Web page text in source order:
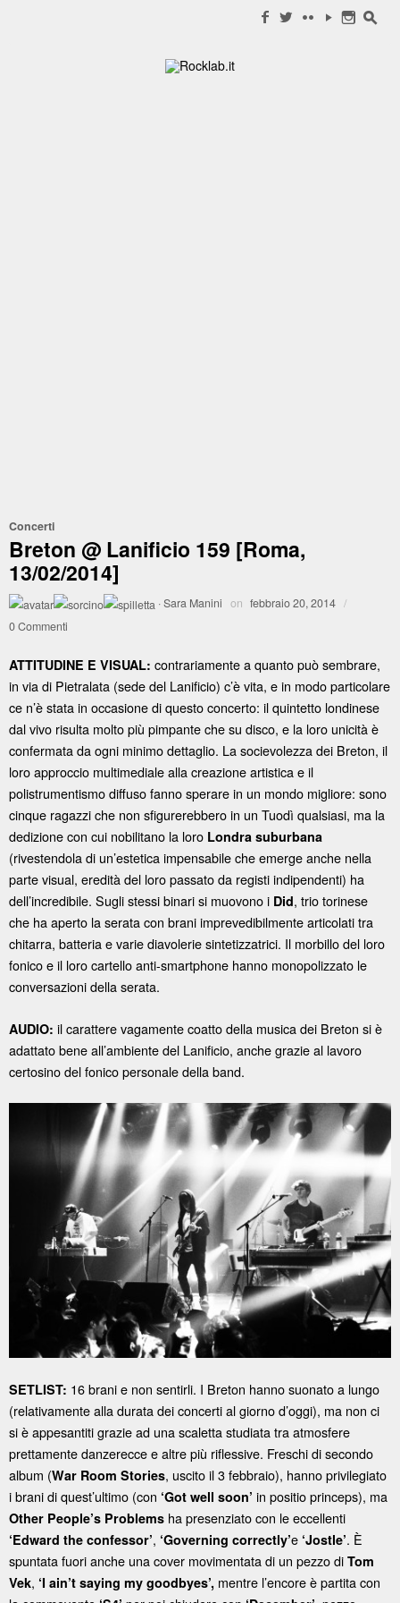
f w c y n s
Concerti
Breton @ Lanificio 159 [Roma,
13/02/2014]
·Sara Manini on febbraio 20, 2014 /
0 Commenti
ATTITUDINE E VISUAL: contrariamente a quanto può sembrare,
in via di Pietralata (sede del Lanificio) c’è vita, e in modo particolare
ce n’è stata in occasione di questo concerto: il quintetto londinese
dal vivo risulta molto più pimpante che su disco, e la loro unicità è
confermata da ogni minimo dettaglio. La socievolezza dei Breton, il
loro approccio multimediale alla creazione artistica e il
polistrumentismo diffuso fanno sperare in un mondo migliore: sono
cinque ragazzi che non sfigurerebbero in un Tuodì qualsiasi, ma la
dedizione con cui nobilitano la loro Londra suburbana
(rivestendola di un’estetica impensabile che emerge anche nella
parte visual, eredità del loro passato da registi indipendenti) ha
dell’incredibile. Sugli stessi binari si muovono i Did, trio torinese
che ha aperto la serata con brani imprevedibilmente articolati tra
chitarra, batteria e varie diavolerie sintetizzatrici. Il morbillo del loro
fonico e il loro cartello anti-smartphone hanno monopolizzato le
conversazioni della serata.
AUDIO: il carattere vagamente coatto della musica dei Breton si è
adattato bene all’ambiente del Lanificio, anche grazie al lavoro
certosino del fonico personale della band.
SETLIST: 16 brani e non sentirli. I Breton hanno suonato a lungo
(relativamente alla durata dei concerti al giorno d’oggi), ma non ci
si è appesantiti grazie ad una scaletta studiata tra atmosfere
prettamente danzerecce e altre più riflessive. Freschi di secondo
album (War Room Stories, uscito il 3 febbraio), hanno privilegiato
i brani di quest’ultimo (con ‘Got well soon’ in positio princeps), ma
Other People’s Problems ha presenziato con le eccellenti
‘Edward the confessor’, ‘Governing correctly’e ‘Jostle’. È
spuntata fuori anche una cover movimentata di un pezzo di Tom
Vek, ‘I ain’t saying my goodbyes’, mentre l’encore è partita con